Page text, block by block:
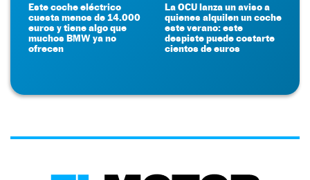
Este coche eléctrico
cuesta menos de 14.000
euros y tiene algo que
muchos BMW ya no
ofrecen
La OCU lanza un aviso a
quienes alquilen un coche
este verano: este
despiste puede costarte
cientos de euros